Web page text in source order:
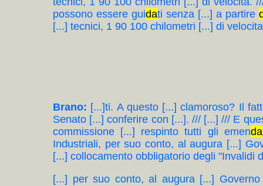
possono essere guidati senza [...] a partire
[...] tecnici, 1 90 100 chilometri [...] di
Brano: [...]ti. A questo [...] clamoroso? Il
Senato [...] conferire con [...]. /// [...] /// E
commissione [...] respinto tutti gli emenda
Industriali, per suo conto, al augura [...]
[...] collocamento obbligatorio degli "Invalidi
[...] per suo conto, al augura [...]